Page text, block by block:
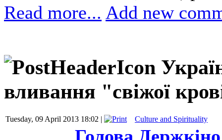
Read more... Add new
вливання "свіжої
Tuesday, 09 April 2013 18:02 | Culture and Spirituality